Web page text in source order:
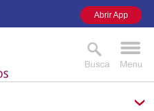
Abrir App